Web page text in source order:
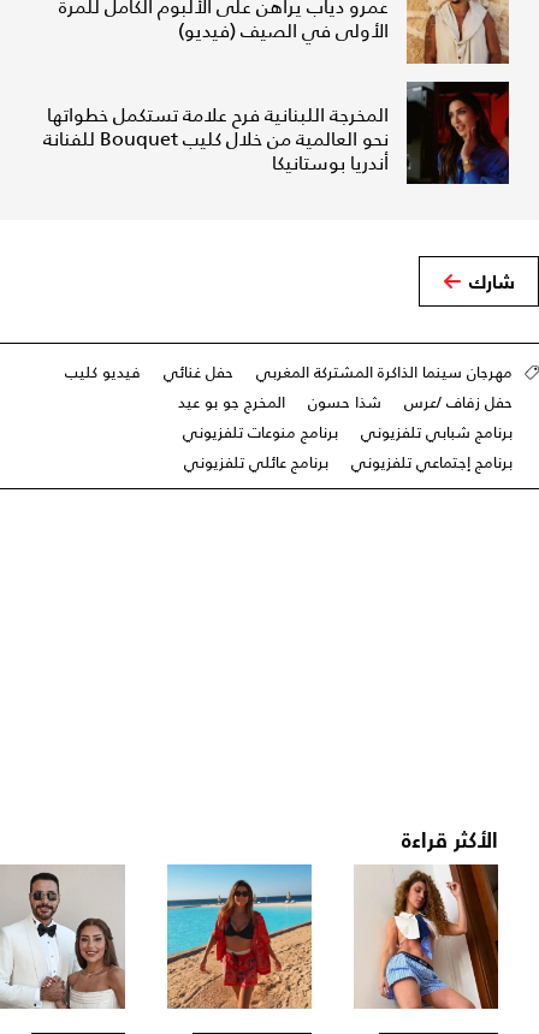
عمرو دياب يراهن على الألبوم الكامل للمرة
الأولى في الصيف (فيديو)
المخرجة اللبنانية فرح علامة تستكمل خطواتها
نحو العالمية من خلال كليب Bouquet للفنانة
أندريا بوستانيكا
شارك
مهرجان سينما الذاكرة المشتركة المغربي حفل غنائي
فيديو كليب
حفل زفاف /عرس
شذا حسون
المخرج جو بو عيد
برنامج شبابي تلفزيوني
برنامج منوعات تلفزيوني
برنامج إجتماعي تلفزيوني
برنامج عائلي تلفزيوني
الأكثر قراءة